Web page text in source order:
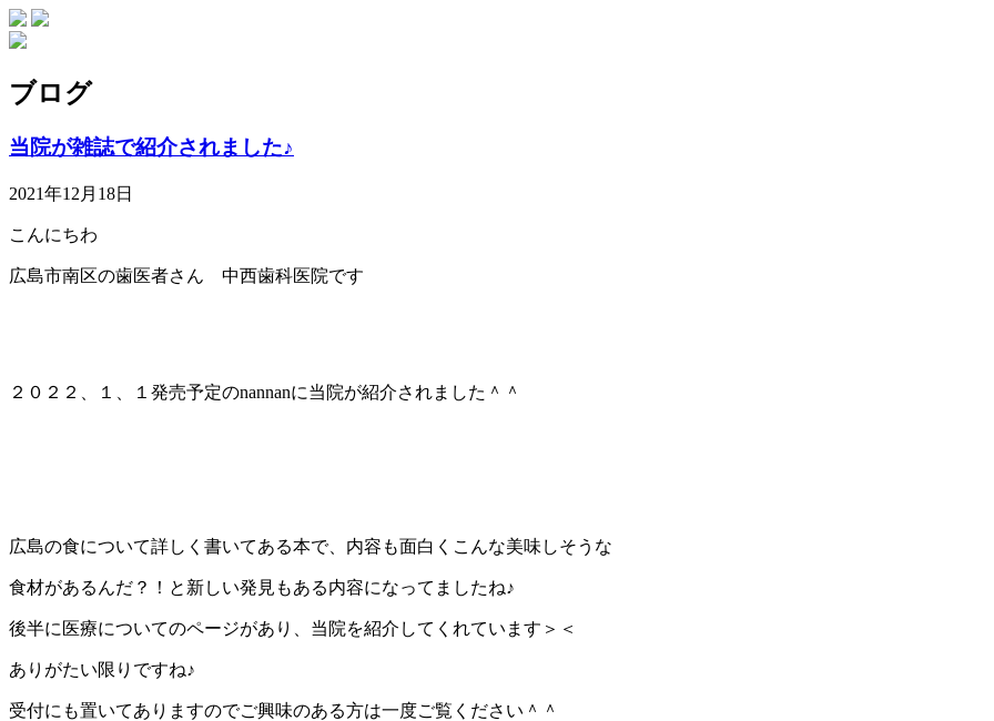
ブログ
当院が雑誌で紹介されました♪
2021年12月18日
こんにちわ
広島市南区の歯医者さん 中西歯科医院です
２０２２、１、１発売予定のnannanに当院が紹介されました＾＾
広島の食について詳しく書いてある本で、内容も面白くこんな美味しそうな
食材があるんだ？！と新しい発見もある内容になってましたね♪
後半に医療についてのページがあり、当院を紹介してくれています＞＜
ありがたい限りですね♪
受付にも置いてありますのでご興味のある方は一度ご覧ください＾＾